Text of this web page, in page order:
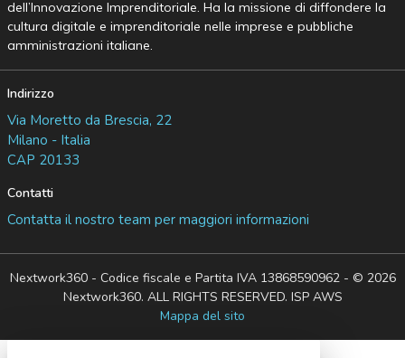
dell’Innovazione Imprenditoriale. Ha la missione di diffondere la
cultura digitale e imprenditoriale nelle imprese e pubbliche
amministrazioni italiane.
Indirizzo
Via Moretto da Brescia, 22
Milano - Italia
CAP 20133
Contatti
Contatta il nostro team per maggiori informazioni
Nextwork360 - Codice fiscale e Partita IVA 13868590962 - © 2026
Nextwork360. ALL RIGHTS RESERVED. ISP AWS
Mappa del sito